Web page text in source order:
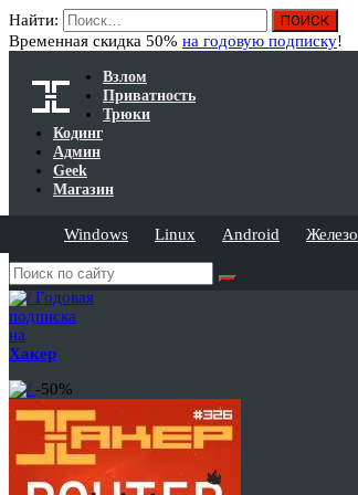
Найти:
Временная скидка 50% на годовую подписку!
Взлом
Приватность
Трюки
Кодинг
Админ
Geek
Магазин
Windows Linux Android Железо
Годовая
подписка
на
Хакер
-50%